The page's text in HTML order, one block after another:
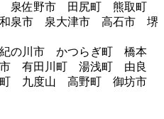
泉佐野市 田尻町 熊取町
泉市 泉大津市 高石市 堺
の川市 かつらぎ町 橋本
有田川町 湯浅町 由良
九度山 高野町 御坊市